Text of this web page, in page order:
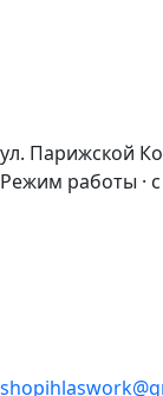
ул. Парижской
Режим работы ·